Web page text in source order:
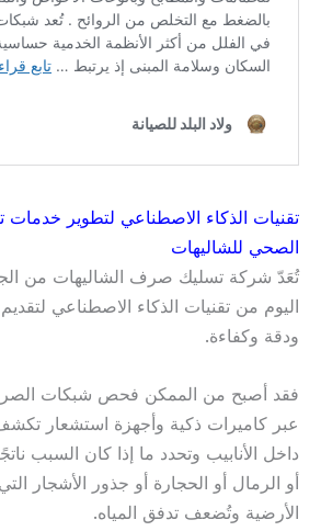
تقنيات الذكاء الاصطناعي لتطوير
الصحي للشاليهات
تُعَدّ شركة تسليك صرف الشاليهات من
اليوم من تقنيات الذكاء الاصطناعي
ودقة وكفاءة.
فقد أصبح من الممكن فحص شبكات
عبر كاميرات ذكية وأجهزة استشعار تكشف
داخل الأنابيب وتحدد ما إذا كان السبب
أو الرمال أو الحجارة أو جذور الأشجار
الأرضية وتُضعف تدفق المياه.